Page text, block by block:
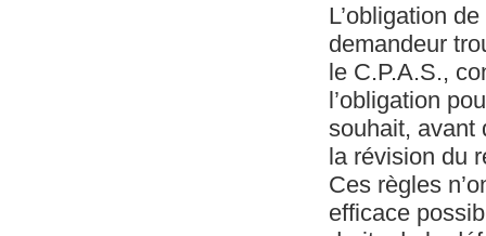
L’obligation
demandeur
le C.P.A.S.,
l’obligation
souhait, avant
la révision du
Ces règles
efficace